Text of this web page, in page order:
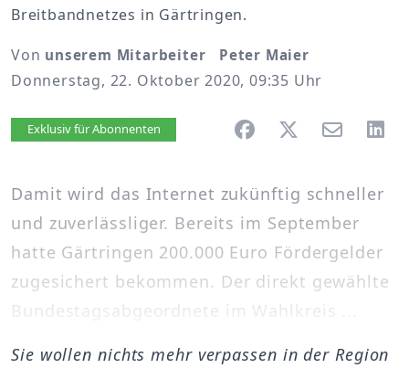
Breitbandnetzes in Gärtringen.
Von unserem Mitarbeiter Peter Maier
Donnerstag, 22. Oktober 2020, 09:35 Uhr
Artikel vorlesen
Exklusiv für Abonnenten
Damit wird das Internet zukünftig schneller
und zuverlässliger. Bereits im September
hatte Gärtringen 200.000 Euro Fördergelder
zugesichert bekommen. Der direkt gewählte
Bundestagsabgeordnete im Wahlkreis ...
Sie wollen nichts mehr verpassen in der Region